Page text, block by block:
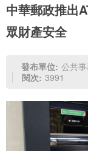
中華郵政推出
眾財產安全
發布單位: 公共
閱次: 3991